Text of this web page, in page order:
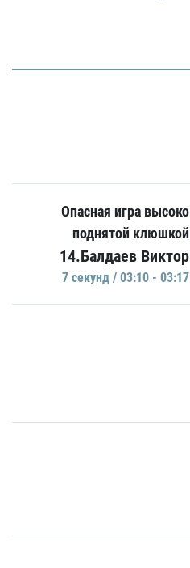
Опасная игра высоко
поднятой клюшкой
14.Балдаев Виктор
7 секунд / 03:10 - 03:17